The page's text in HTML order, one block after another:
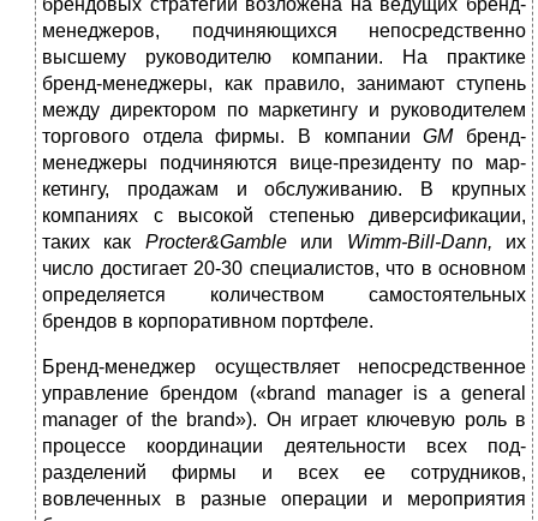
брендовых стратегий возложена на ведущих бренд-
менеджеров, подчиняющих­ся непосредственно
высшему руководителю компании. На практике
бренд-менеджеры, как правило, занимают ступень
между директором по маркетингу и руководителем
торгового отдела фирмы. В ком­панииGM
бренд-
менеджеры подчиняются вице-президенту по мар­
кетингу, продажам и обслуживанию. В крупных
компаниях с высо­кой степенью диверсификации,
таких как Procter&Gamble или Wimm-Bill-Dann, их
число достигает 20-30 специалистов, что в ос­новном
определяется количеством самостоятельных
брендов в кор­поративном портфеле.
Бренд-менеджер осуществляет непосредственное
управление брендом («brand manager is a general
manager of the brand»). Он игра­ет ключевую роль в
процессе координации деятельности всех под­
разделений фирмы и всех ее сотрудников,
вовлеченных в разные опе­рации и мероприятия